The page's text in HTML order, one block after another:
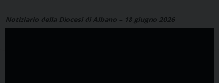
Notiziario della Diocesi di Albano – 18 giugno 2026